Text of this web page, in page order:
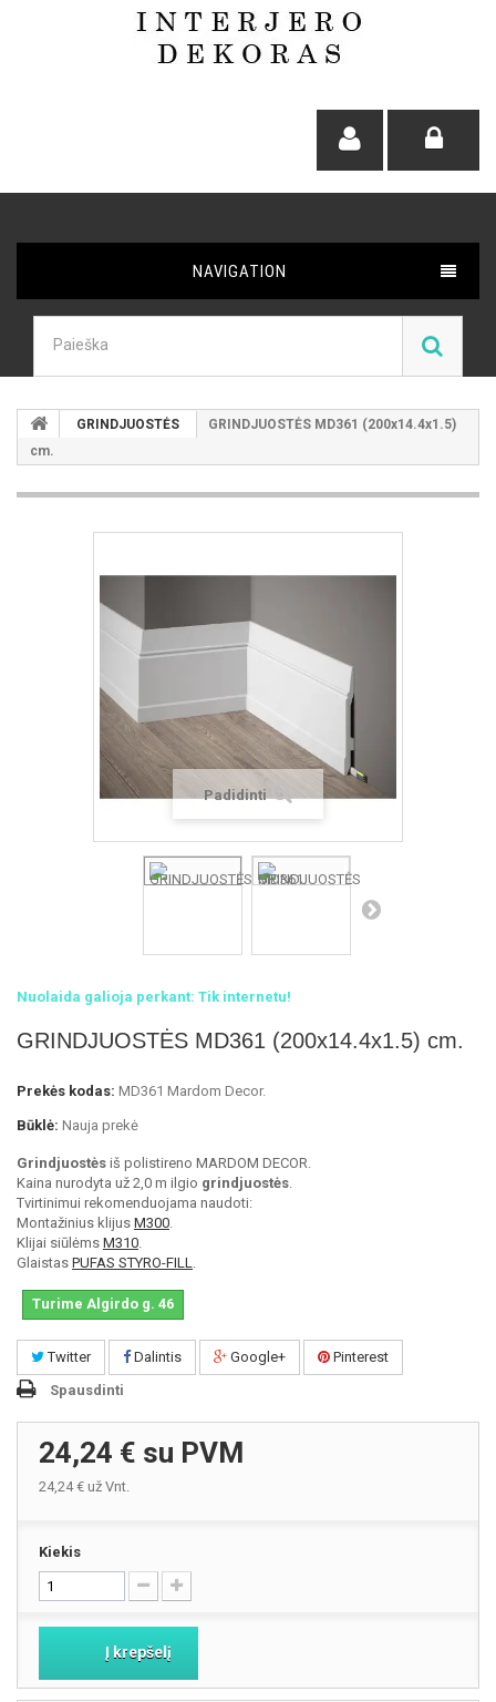
NAVIGATION
GRINDJUOSTĖS
GRINDJUOSTĖS MD361 (200x14.4x1.5)
cm.
Padidinti
Nuolaida galioja perkant: Tik internetu!
GRINDJUOSTĖS MD361 (200x14.4x1.5) cm.
Prekės kodas: MD361 Mardom Decor.
Būklė: Nauja prekė
Grindjuostės iš polistireno MARDOM DECOR.
Kaina nurodyta už 2,0 m ilgio grindjuostės.
Tvirtinimui rekomenduojama naudoti:
Montažinius klijus M300.
Klijai siūlėms M310.
Glaistas PUFAS STYRO-FILL.
Turime Algirdo g. 46
Twitter Dalintis Google+
Pinterest
Spausdinti
24,24 € su PVM
24,24 € už Vnt.
Kiekis
Į krepšelį